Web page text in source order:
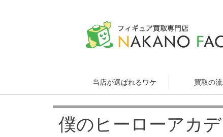
当店が選ばれるワケ 買取の
僕のヒーローアカ